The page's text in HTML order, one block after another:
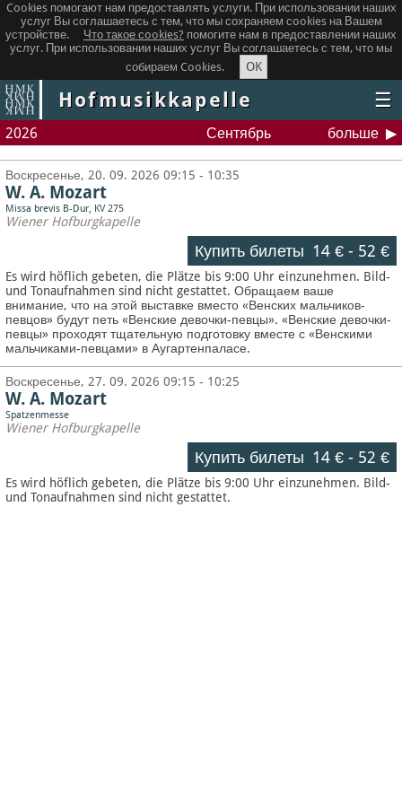
Cookies помогают нам предоставлять услуги. При использовании наших
услуг Вы соглашаетесь с тем, что мы сохраняем сookies на Вашем
устройстве.
Что такое сookies? помогите нам в предоставлении наших
услуг. При использовании наших услуг Вы соглашаетесь с тем, что мы
собираем Cookies.
OK
Hofmusikkapelle ☰
2026 Сентябрь больше
Воскресенье, 20. 09. 2026 09:15 - 10:35
W. A. Mozart
Missa brevis B-Dur, KV 275
Wiener Hofburgkapelle
Купить билеты 14 €- 52 €
Es wird höflich gebeten, die Plätze bis 9:00 Uhr einzunehmen. Bild-
und Tonaufnahmen sind nicht gestattet.Обращаем ваше
внимание, что на этой выставке вместо «Венских мальчиков-
певцов» будут петь «Венские девочки-певцы». «Венские девочки-
певцы» проходят тщательную подготовку вместе с «Венскими
мальчиками-певцами» в Аугартенпаласе.
Воскресенье, 27. 09. 2026 09:15 - 10:25
W. A. Mozart
Spatzenmesse
Wiener Hofburgkapelle
Купить билеты 14 €- 52 €
Es wird höflich gebeten, die Plätze bis 9:00 Uhr einzunehmen. Bild-
und Tonaufnahmen sind nicht gestattet.